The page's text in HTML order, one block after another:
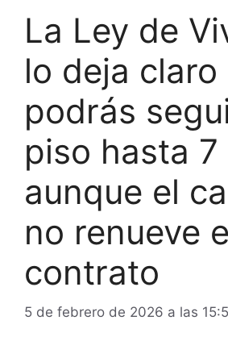
La Ley de
lo deja claro
podrás
piso hasta 7
aunque el
no renueve
contrato
5 de febrero de 2026 a las